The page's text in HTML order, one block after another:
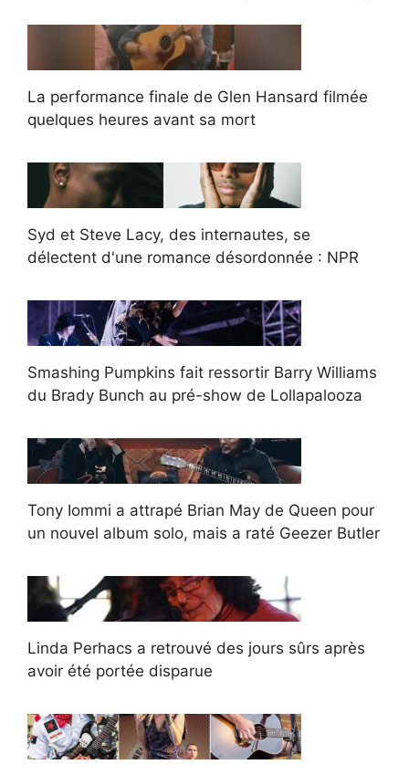
La performance finale de Glen Hansard filmée
quelques heures avant sa mort
Syd et Steve Lacy, des internautes, se
délectent d'une romance désordonnée : NPR
Smashing Pumpkins fait ressortir Barry Williams
du Brady Bunch au pré-show de Lollapalooza
Tony Iommi a attrapé Brian May de Queen pour
un nouvel album solo, mais a raté Geezer Butler
Linda Perhacs a retrouvé des jours sûrs après
avoir été portée disparue